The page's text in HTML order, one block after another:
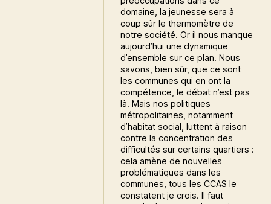
domaine, la jeunesse sera à
coup sûr le thermomètre de
notre société. Or il nous manque
aujourd’hui une dynamique
d’ensemble sur ce plan. Nous
savons, bien sûr, que ce sont
les communes qui en ont la
compétence, le débat n’est pas
là. Mais nos politiques
métropolitaines, notamment
d’habitat social, luttent à raison
contre la concentration des
difficultés sur certains quartiers :
cela amène de nouvelles
problématiques dans les
communes, tous les CCAS le
constatent je crois. Il faut